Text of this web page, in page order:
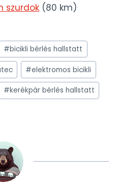
szurdok (80 km)
#bicikli bérlés hallstatt
#elektromos bicikli
#kerékpár bérlés hallstatt